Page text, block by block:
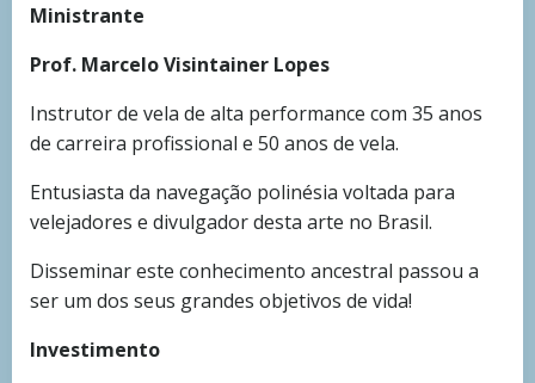
Ministrante
Prof. Marcelo Visintainer Lopes
Instrutor de vela de alta performance com 35 anos
de carreira profissional e 50 anos de vela.
Entusiasta da navegação polinésia voltada para
velejadores e divulgador desta arte no Brasil.
Disseminar este conhecimento ancestral passou a
ser um dos seus grandes objetivos de vida!
Investimento